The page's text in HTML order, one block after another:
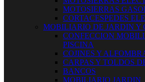
MOTOSIERRAS
CORTACESPEDES
MOBILIARIO DE JARDIN Y
CONFECCION
PISCINA
COJINES Y
CARPAS Y TOLDOS
BANCOS
MOBILIARIO JARDIN